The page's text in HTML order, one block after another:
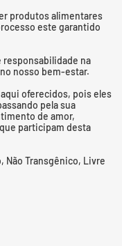
produtos alimentares
este garantido
responsabilidade na
nosso bem-estar.
oferecidos, pois eles
pela sua
de amor,
participam desta
Não Transgênico, Livre